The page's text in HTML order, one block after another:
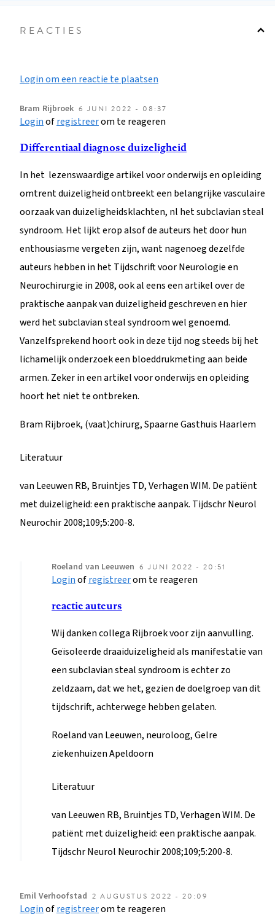
REACTIES
Login om een reactie te plaatsen
Bram Rijbroek 6 JUNI 2022 - 08:37
Loginofregistreerom te reageren
Differentiaal diagnose duizeligheid
In het lezenswaardige artikel voor onderwijs en opleiding
omtrent duizeligheid ontbreekt een belangrijke vasculaire
oorzaak van duizeligheidsklachten, nl het subclavian steal
syndroom. Het lijkt erop alsof de auteurs het door hun
enthousiasme vergeten zijn, want nagenoeg dezelfde
auteurs hebben in het Tijdschrift voor Neurologie en
Neurochirurgie in 2008, ook al eens een artikel over de
praktische aanpak van duizeligheid geschreven en hier
werd het subclavian steal syndroom wel genoemd.
Vanzelfsprekend hoort ook in deze tijd nog steeds bij het
lichamelijk onderzoek een bloeddrukmeting aan beide
armen. Zeker in een artikel voor onderwijs en opleiding
hoort het niet te ontbreken.
Bram Rijbroek, (vaat)chirurg, Spaarne Gasthuis Haarlem
Literatuur
van Leeuwen RB, Bruintjes TD, Verhagen WIM. De patiënt
met duizeligheid: een praktische aanpak. Tijdschr Neurol
Neurochir 2008;109;5:200-8.
Roeland van Leeuwen 6 JUNI 2022 - 20:51
Als
antwoord
Differentiaal
diagnose
duizeligheid
door
abramrijbroek@…
Loginofregistreerom te reageren
reactie auteurs
Wij danken collega Rijbroek voor zijn aanvulling.
Geïsoleerde draaiduizeligheid als manifestatie van
een subclavian steal syndroom is echter zo
zeldzaam, dat we het, gezien de doelgroep van dit
tijdschrift, achterwege hebben gelaten.
Roeland van Leeuwen, neuroloog, Gelre
ziekenhuizen Apeldoorn
Literatuur
van Leeuwen RB, Bruintjes TD, Verhagen WIM. De
patiënt met duizeligheid: een praktische aanpak.
Tijdschr Neurol Neurochir 2008;109;5:200-8.
Emil Verhoofstad 2 AUGUSTUS 2022 - 20:09
Loginofregistreerom te reageren